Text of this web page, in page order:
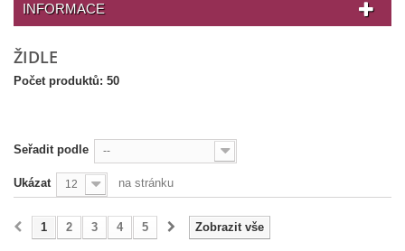
INFORMACE
ŽIDLE
Počet produktů: 50
Seřadit podle --
Ukázat 12 na stránku
Zobrazit vše
1 2 3 4 5